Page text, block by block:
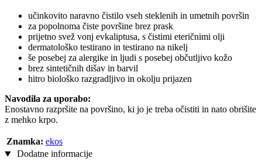
učinkovito naravno čistilo vseh steklenih in umetnih površin
za popolnoma čiste površine brez prask
prijetno svež vonj evkaliptusa, s čistimi eteričnimi olji
dermatološko testirano in testirano na nikelj
še posebej za alergike in ljudi s posebej občutljivo kožo
brez sintetičnih dišav in barvil
hitro biološko razgradljivo in okolju prijazen
Navodila za uporabo:
Enostavno razpršite na površino, ki jo je treba očistiti in nato obrišite
z mehko krpo.
Znamka: ekos
Dodatne informacije